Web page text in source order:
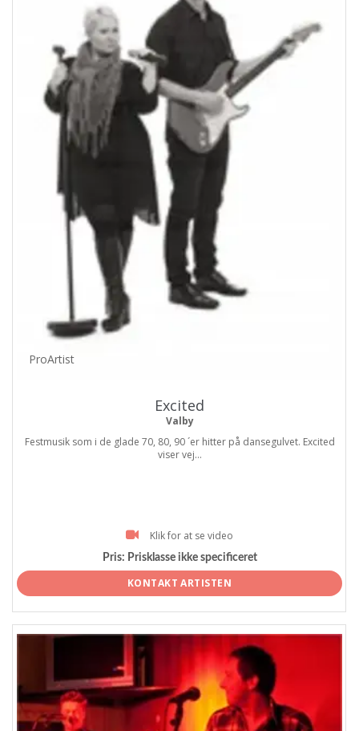
ProArtist
Excited
Valby
Festmusik som i de glade 70, 80, 90 ´er hitter på dansegulvet. Excited
viser vej...
Klik for at se video
Pris: Prisklasse ikke specificeret
KONTAKT ARTISTEN